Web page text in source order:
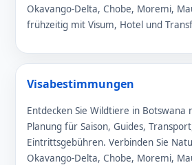
Okavango-Delta, Chobe, Moremi,
frühzeitig mit Visum, Hotel und
Visabestimmungen
Entdecken Sie Wildtiere in Botswana
Planung für Saison, Guides,
Eintrittsgebühren. Verbinden Sie
Okavango-Delta, Chobe, Moremi,